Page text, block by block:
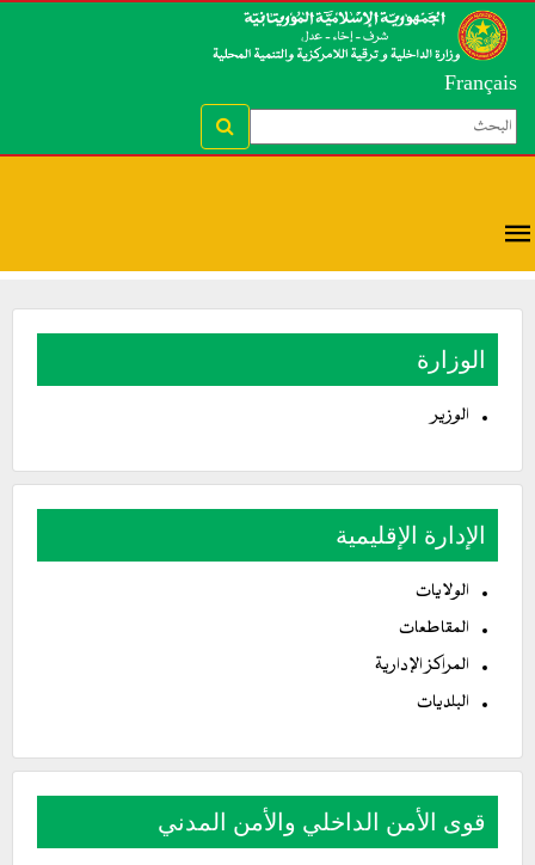
Français
الوزارة
الوزير
الإدارة الإقليمية
الولايات
المقاطعات
المراكز الإدارية
البلديات
قوى الأمن الداخلي والأمن المدني